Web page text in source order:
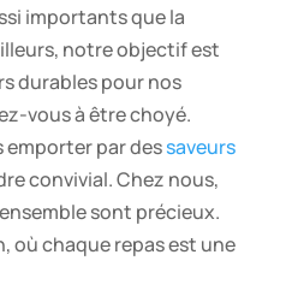
importants que la
notre objectif est
durables pour nos
vous à être choyé.
emporter par dessaveurs
convivial. Chez nous,
sont précieux.
où chaque repas est une